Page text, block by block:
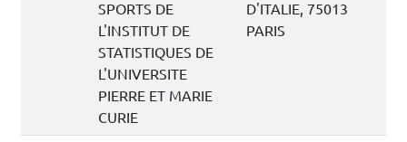
SPORTS DE
L'INSTITUT DE
STATISTIQUES DE
L'UNIVERSITE
PIERRE ET MARIE
CURIE
D'ITALIE, 75013
PARIS